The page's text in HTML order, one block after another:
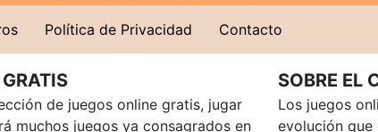
Política de Privacidad Contacto
de juegos online gratis, jugar
muchos juegos ya consagrados en
SOBRE EL
Los juegos
evolución que